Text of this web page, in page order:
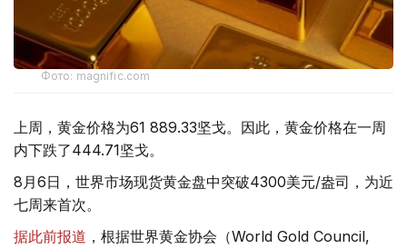
Фото: magnific.com
上周，黄金价格为61 889.33坚戈。因此，黄金价格在一周
内下跌了444.71坚戈。
8月6日，世界市场现货黄金盘中突破4300美元/盎司，为近
七周来首次。
据此前报道 ，根据世界黄金协会（World Gold Council,